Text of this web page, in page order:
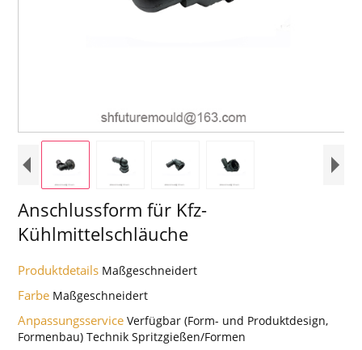
Anschlussform für Kfz-
Kühlmittelschläuche
Produktdetails Maßgeschneidert
Farbe Maßgeschneidert
AnpassungsserviceVerfügbar (Form- und Produktdesign,
Formenbau) Technik Spritzgießen/Formen